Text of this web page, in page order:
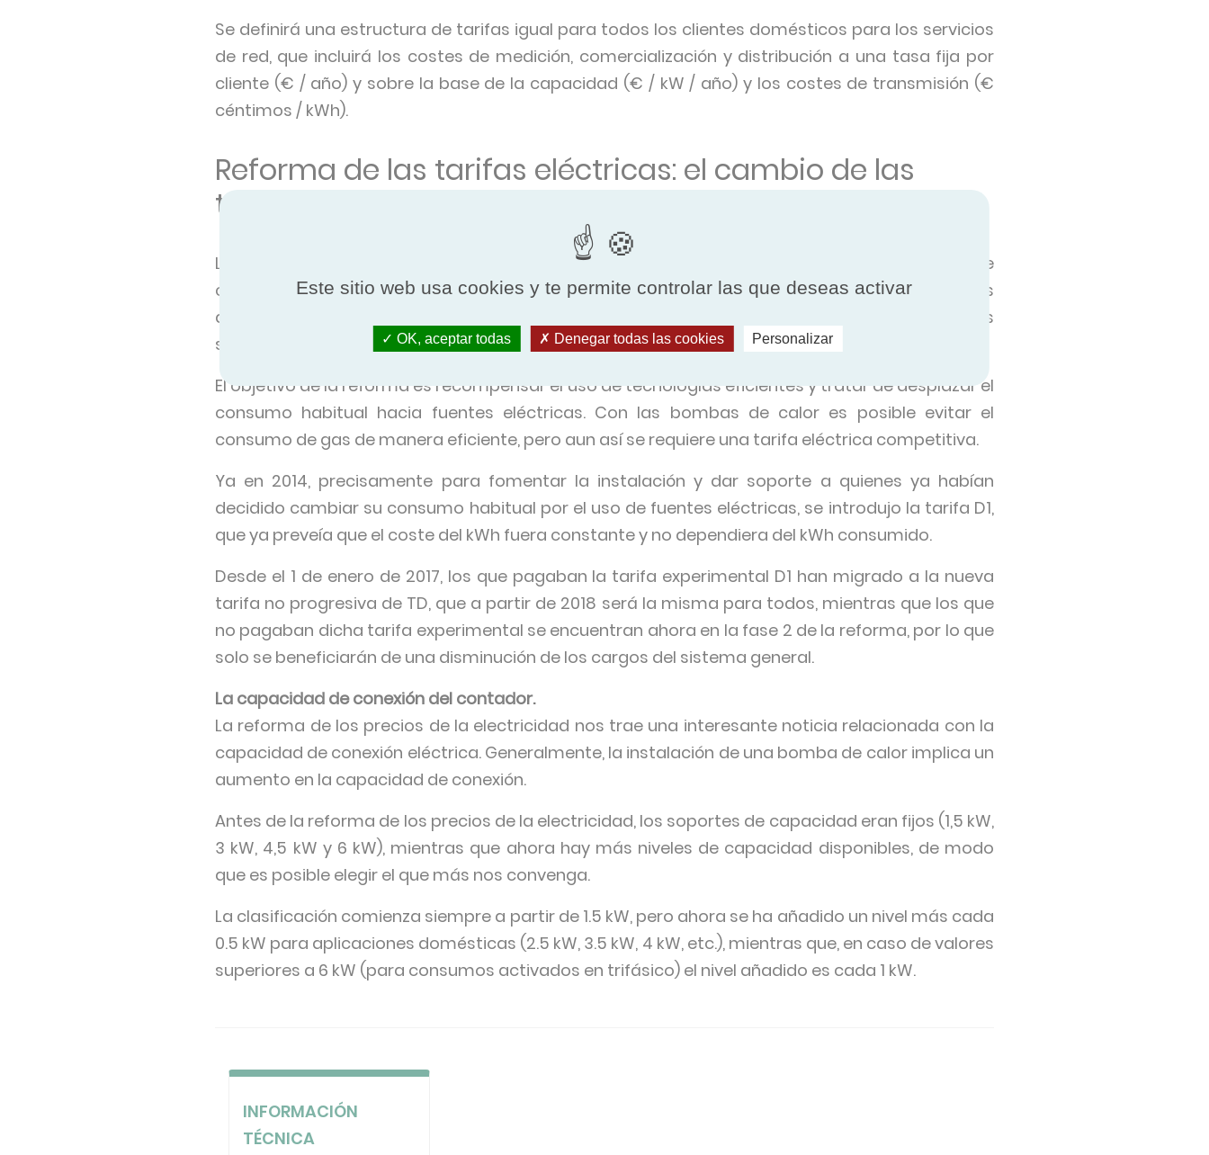
Se definirá una estructura de tarifas igual para todos los clientes domésticos para los servicios
de red, que incluirá los costes de medición, comercialización y distribución a una tasa fija por
cliente (€ / año) y sobre la base de la capacidad (€ / kW / año) y los costes de transmisión (€
céntimos / kWh).
Reforma de las tarifas eléctricas: el cambio de las
tarifas energéticas en Italia
La reforma de los precios de la electricidad, junto con la introducción de la nueva tarifa TD, trae
consigo algunos beneficios para quienes instalen equipos eléctricos eficientes, como bombas
de calor, a fin de promover la introducción de fuentes renovables (como la fotovoltaica) y los
sistemas de almacenamiento.
El objetivo de la reforma es recompensar el uso de tecnologías eficientes y tratar de desplazar el
consumo habitual hacia fuentes eléctricas. Con las bombas de calor es posible evitar el
consumo de gas de manera eficiente, pero aun así se requiere una tarifa eléctrica competitiva.
Ya en 2014, precisamente para fomentar la instalación y dar soporte a quienes ya habían
decidido cambiar su consumo habitual por el uso de fuentes eléctricas, se introdujo la tarifa D1,
que ya preveía que el coste del kWh fuera constante y no dependiera del kWh consumido.
Desde el 1 de enero de 2017, los que pagaban la tarifa experimental D1 han migrado a la nueva
tarifa no progresiva de TD, que a partir de 2018 será la misma para todos, mientras que los que
no pagaban dicha tarifa experimental se encuentran ahora en la fase 2 de la reforma, por lo que
solo se beneficiarán de una disminución de los cargos del sistema general.
La capacidad de conexión del contador.
La reforma de los precios de la electricidad nos trae una interesante noticia relacionada con la
capacidad de conexión eléctrica. Generalmente, la instalación de una bomba de calor implica un
aumento en la capacidad de conexión.
Antes de la reforma de los precios de la electricidad, los soportes de capacidad eran fijos (1,5 kW,
3 kW, 4,5 kW y 6 kW), mientras que ahora hay más niveles de capacidad disponibles, de modo
que es posible elegir el que más nos convenga.
La clasificación comienza siempre a partir de 1.5 kW, pero ahora se ha añadido un nivel más cada
0.5 kW para aplicaciones domésticas (2.5 kW, 3.5 kW, 4 kW, etc.), mientras que, en caso de valores
superiores a 6 kW (para consumos activados en trifásico) el nivel añadido es cada 1 kW.
INFORMACIÓN
TÉCNICA
Este sitio web usa cookies y te permite controlar las que deseas activar
OK, aceptar todas Denegar todas las cookies Personalizar